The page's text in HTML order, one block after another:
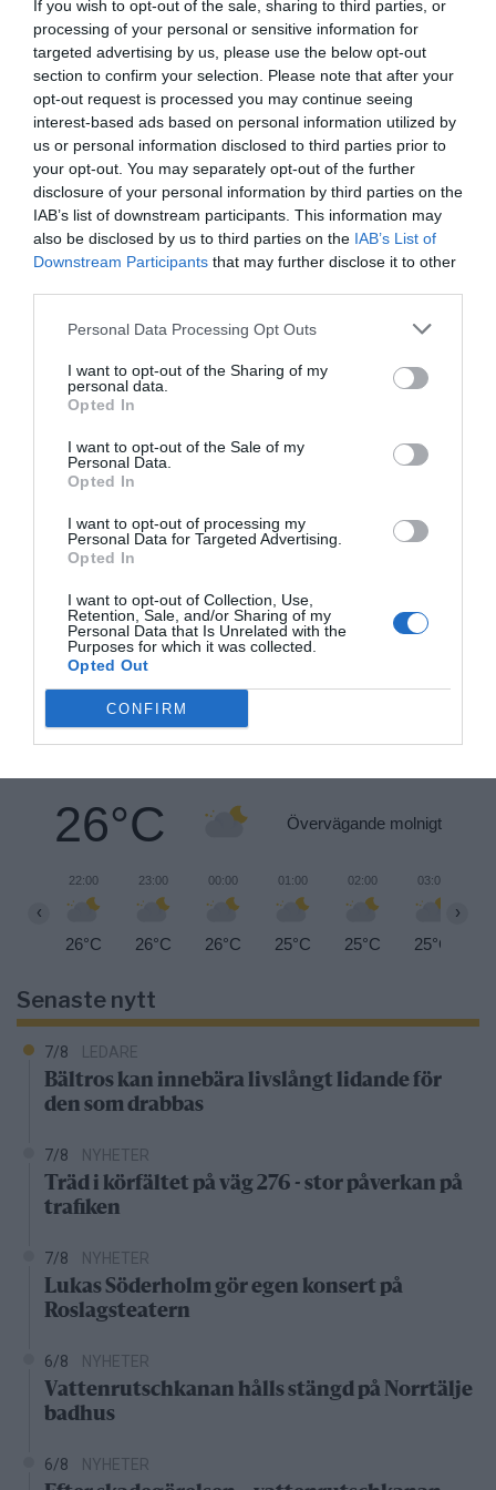
If you wish to opt-out of the sale, sharing to third parties, or
processing of your personal or sensitive information for
targeted advertising by us, please use the below opt-out
section to confirm your selection. Please note that after your
opt-out request is processed you may continue seeing
interest-based ads based on personal information utilized by
us or personal information disclosed to third parties prior to
your opt-out. You may separately opt-out of the further
disclosure of your personal information by third parties on the
IAB’s list of downstream participants. This information may
also be disclosed by us to third parties on the IAB’s List of
Downstream Participants that may further disclose it to other
Personal Data Processing Opt Outs
I want to opt-out of the Sharing of my
personal data.
Opted In
I want to opt-out of the Sale of my
Personal Data.
Opted In
I want to opt-out of processing my
Personal Data for Targeted Advertising.
Opted In
I want to opt-out of Collection, Use,
Retention, Sale, and/or Sharing of my
Personal Data that Is Unrelated with the
Purposes for which it was collected.
Opted Out
CONFIRM
Lägenhet i Gransäter såld för 1 150 000
kronor
4/4 FASTIGHETSKÖP
Kedjehus i Solbacka såld för 3 100 000
kronor
Nystartade bolag
27/4 NYA BOLAG
16/4 NYA BOLAG
Panthalassa Åre AB registrerat –
fastighetsförvaltning i Yxlan
25/3 NYA BOLAG
Nytt fastighetsförvaltningsbolag registerat i
Norrtälje
25/3 NYA BOLAG
Trålen 24 AB registrerat
18/3 NYA BOLAG
NordHem Måleri AB registrerat –
måleriföretag i Norrtälje
Lokalt väder
26°C Övervägande molnigt
22:00
26°C
23:00
26°C
00:00
26°C
01:00
25°C
02:00
25°C
03:00
25°C
‹ ›
Senaste nytt
7/8 LEDARE
Bältros kan innebära livslångt lidande för
den som drabbas
7/8 NYHETER
Träd i körfältet på väg 276 - stor påverkan på
trafiken
7/8 NYHETER
Lukas Söderholm gör egen konsert på
Roslagsteatern
6/8 NYHETER
Vattenrutschkanan hålls stängd på Norrtälje
badhus
6/8 NYHETER